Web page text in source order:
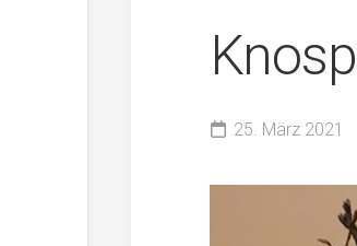
25. März 2021